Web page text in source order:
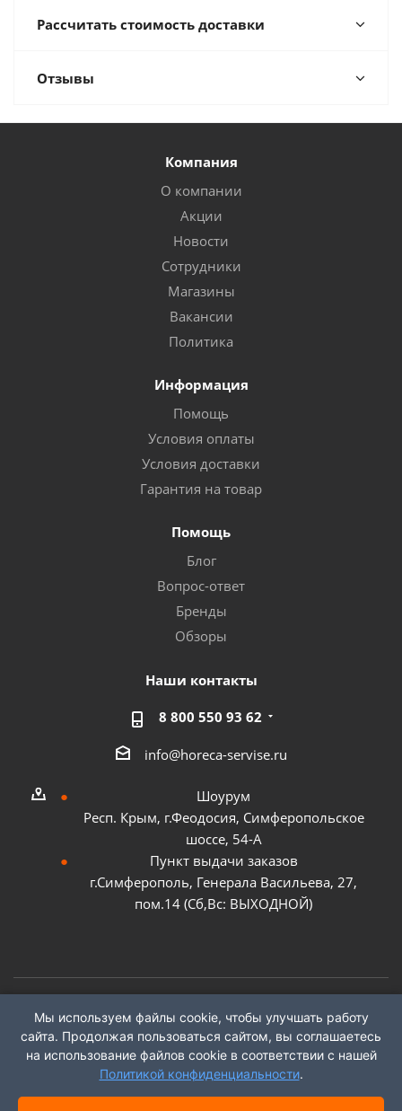
Рассчитать стоимость доставки
Отзывы
Компания
О компании
Акции
Новости
Сотрудники
Магазины
Вакансии
Политика
Информация
Помощь
Условия оплаты
Условия доставки
Гарантия на товар
Помощь
Блог
Вопрос-ответ
Бренды
Обзоры
Наши контакты
8 800 550 93 62
info@horeca-servise.ru
Шоурум
Респ. Крым, г.Феодосия, Симферопольское
шоссе, 54-А
Пункт выдачи заказов
г.Симферополь, Генерала Васильева, 27,
пом.14 (Сб,Вс: ВЫХОДНОЙ)
2026 ©ГК "ХоРеКа Сервис"
Мы используем файлы cookie, чтобы улучшать работу
сайта. Продолжая пользоваться сайтом, вы соглашаетесь
на использование файлов cookie в соответствии с нашей
Политикой конфиденциальности.